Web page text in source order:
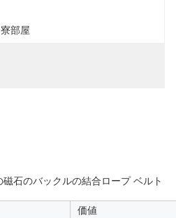
部屋
石のバックルの結合ロープ ベルト
価値